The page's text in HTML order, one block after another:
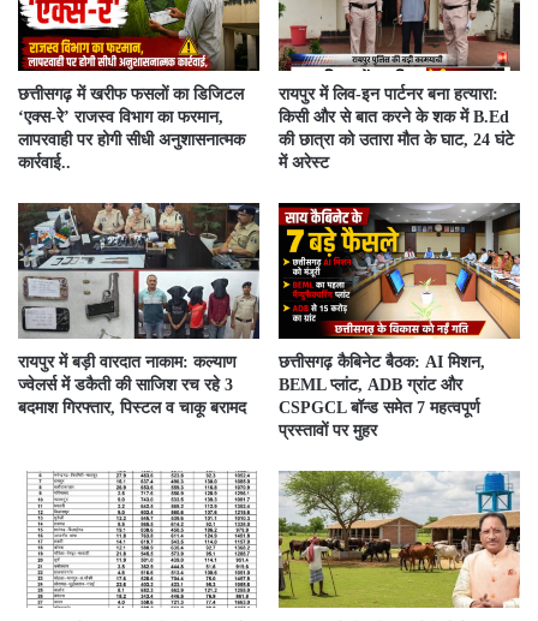
​छत्तीसगढ़ में खरीफ फसलों का डिजिटल
‘एक्स-रे’ राजस्व विभाग का फरमान,
लापरवाही पर होगी सीधी अनुशासनात्मक
कार्रवाई..
रायपुर में लिव-इन पार्टनर बना हत्यारा:
किसी और से बात करने के शक में B.Ed
की छात्रा को उतारा मौत के घाट, 24 घंटे
में अरेस्ट
रायपुर में बड़ी वारदात नाकाम: कल्याण
ज्वेलर्स में डकैती की साजिश रच रहे 3
बदमाश गिरफ्तार, पिस्टल व चाकू बरामद
छत्तीसगढ़ कैबिनेट बैठक: AI मिशन,
BEML प्लांट, ADB ग्रांट और
CSPGCL बॉन्ड समेत 7 महत्वपूर्ण
प्रस्तावों पर मुहर